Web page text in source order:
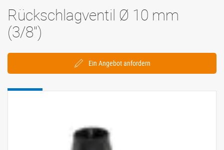
Rückschlagventil Ø 10 mm
(3/8'')
Ein Angebot anfordern